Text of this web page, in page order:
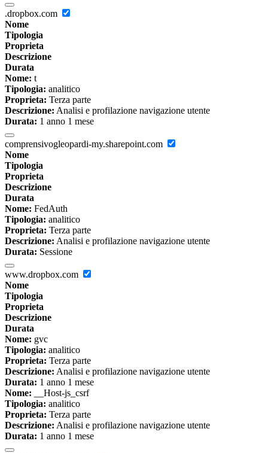
.dropbox.com
Nome
Tipologia
Proprieta
Descrizione
Durata
Nome: t
Tipologia: analitico
Proprieta: Terza parte
Descrizione: Analisi e profilazione navigazione utente
Durata: 1 anno 1 mese
comprensivogleopardi-my.sharepoint.com
Nome
Tipologia
Proprieta
Descrizione
Durata
Nome: FedAuth
Tipologia: analitico
Proprieta: Terza parte
Descrizione: Analisi e profilazione navigazione utente
Durata: Sessione
www.dropbox.com
Nome
Tipologia
Proprieta
Descrizione
Durata
Nome: gvc
Tipologia: analitico
Proprieta: Terza parte
Descrizione: Analisi e profilazione navigazione utente
Durata: 1 anno 1 mese
Nome: __Host-js_csrf
Tipologia: analitico
Proprieta: Terza parte
Descrizione: Analisi e profilazione navigazione utente
Durata: 1 anno 1 mese